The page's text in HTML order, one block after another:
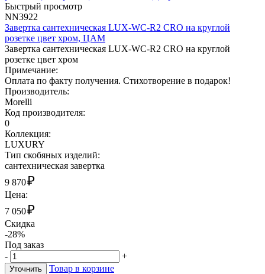
Быстрый просмотр
NN3922
Завертка сантехническая LUX-WC-R2 CRO на круглой
розетке цвет хром, ЦАМ
Завертка сантехническая LUX-WC-R2 CRO на круглой
розетке цвет хром
Примечание:
Оплата по факту получения. Стихотворение в подарок!
Производитель:
Morelli
Код производителя:
0
Коллекция:
LUXURY
Тип скобяных изделий:
сантехническая завертка
9 870₽
Цена:
7 050₽
Скидка
-28%
Под заказ
-
+
Уточнить
Товар в корзине